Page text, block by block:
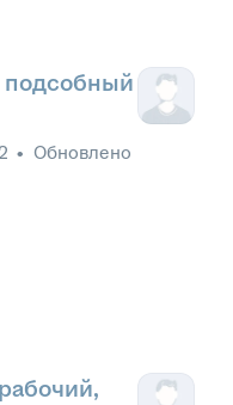
подсобный
• Обновлено